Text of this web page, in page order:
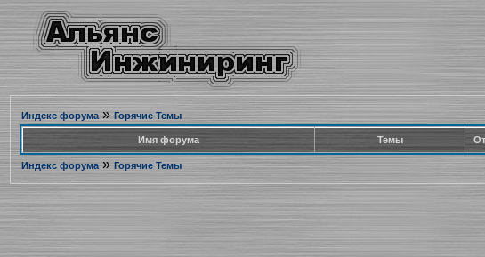
Индекс форума» Горячие Темы
Имя форума Темы
Индекс форума» Горячие Темы